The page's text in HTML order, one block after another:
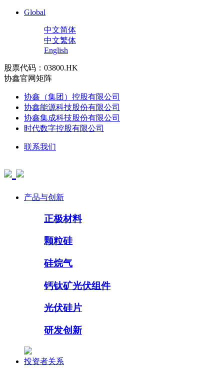
Global
中文简体
中文繁体
English
股票代码：03800.HK
协鑫官网矩阵
协鑫（集团）控股有限公司
协鑫能源科技股份有限公司
协鑫集成科技股份有限公司
时代数字控股有限公司
联系我们
产品与创新
正极材料
颗粒硅
硅烷气
钙钛矿光伏组件
光伏硅片
研发创新
投资者关系